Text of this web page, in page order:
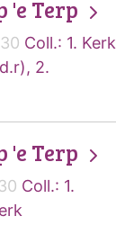
'e Terp
Coll.: 1. Kerk
2.
'e Terp
Coll.: 1.